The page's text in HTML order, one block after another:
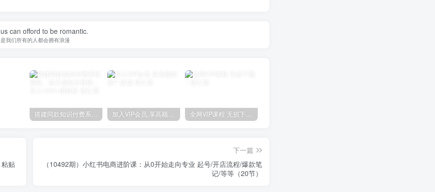
can offord to be romantic.
我们所有的人都会拥有浪漫
搭建同款知识付费系统网站，自己做站长挣钱，日入1000+很轻松 加入VIP会员,享高额的推广提成 全网VIP课程 无损下载~
贴
下一篇
（10492期）小红书电商进阶课：从0开始走向专业 起号/开店流程/爆款笔
记/等等（20节）